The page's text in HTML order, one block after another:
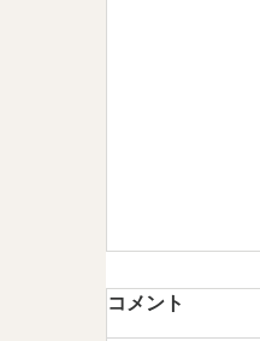
第5章 現代
コメント